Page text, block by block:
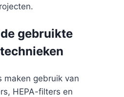
gebruikte
maken gebruik van
HEPA-filters en